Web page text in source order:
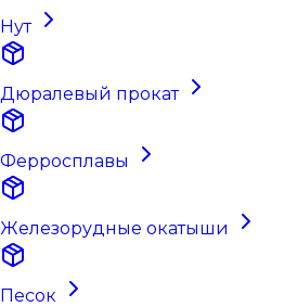
Нут
Дюралевый прокат
Ферросплавы
Железорудные окатыши
Песок